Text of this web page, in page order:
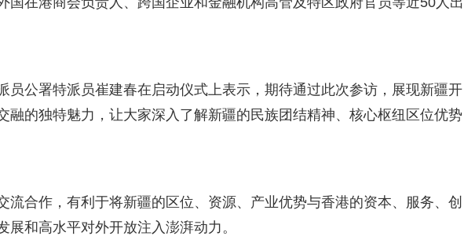
员公署特派员崔建春在启动仪式上表示，期待通过此次参访，展现新疆开
融的独特魅力，让大家深入了解新疆的民族团结精神、核心枢纽区位优势
流合作，有利于将新疆的区位、资源、产业优势与香港的资本、服务、创
和高水平对外开放注入澎湃动力。